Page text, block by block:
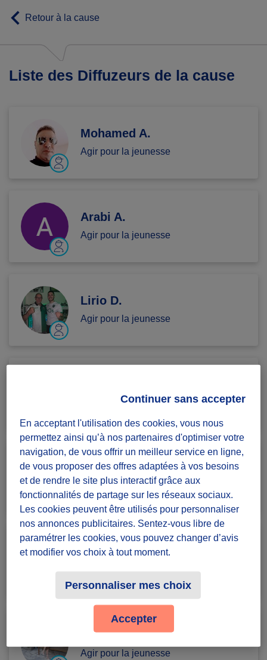
Retour à la cause
Liste des Diffuzeurs de la cause
Mohamed A.
Agir pour la jeunesse
Arabi A.
Agir pour la jeunesse
Lirio D.
Agir pour la jeunesse
Agir pour la jeunesse
Luciana L.
Agir pour la jeunesse
MC A.
Agir pour la jeunesse
Victoria T.
Agir pour la jeunesse
En acceptant l'utilisation des cookies, vous nous
permettez ainsi qu’à nos partenaires d'optimiser votre
navigation, de vous offrir un meilleur service en ligne,
de vous proposer des offres adaptées à vos besoins
et de rendre le site plus interactif grâce aux
fonctionnalités de partage sur les réseaux sociaux.
Les cookies peuvent être utilisés pour personnaliser
nos annonces publicitaires. Sentez-vous libre de
paramétrer les cookies, vous pouvez changer d’avis
et modifier vos choix à tout moment.
Personnaliser mes choix
Continuer sans accepter
Accepter